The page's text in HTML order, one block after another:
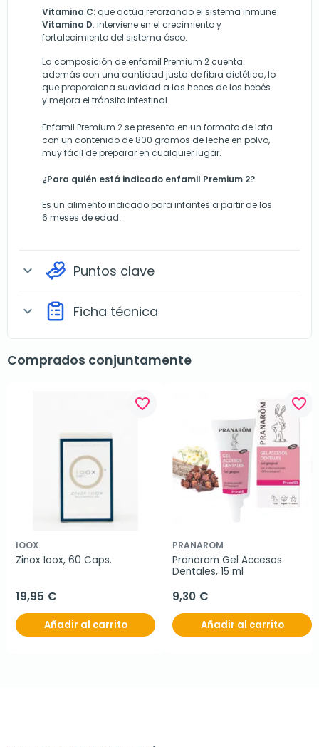
Vitamina C: que actúa reforzando el sistema inmune
Vitamina D: interviene en el crecimiento y
fortalecimiento del sistema óseo.
La composición de enfamil Premium 2 cuenta
además con una cantidad justa de fibra dietética, lo
que proporciona suavidad a las heces de los bebés
y mejora el tránsito intestinal.
Enfamil Premium 2 se presenta en un formato de lata
con un contenido de 800 gramos de leche en polvo,
muy fácil de preparar en cualquier lugar.
¿Para quién está indicado enfamil Premium 2?
Es un alimento indicado para infantes a partir de los
6 meses de edad.
expand_more Puntos clave
expand_more Ficha técnica
Comprados conjuntamente
favorite_border
IOOX
Zinox Ioox, 60 Caps.
19,95 €
Añadir al carrito
favorite_border
PRANAROM
Pranarom Gel Accesos
Dentales, 15 ml
9,30 €
Añadir al carrito